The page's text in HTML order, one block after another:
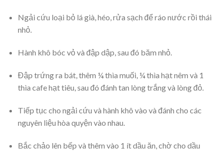
Ngải cứu loại bỏ lá già, héo, rửa sạch để ráo nước rồi thái
nhỏ.
Hành khô bóc vỏ và đập dập, sau đó băm nhỏ.
Đập trứng ra bát, thêm ¼ thìa muối, ¼ thìa hạt nêm và 1
thìa cafe hạt tiêu, sau đó đánh tan lòng trắng và lòng đỏ.
Tiếp tục cho ngải cứu và hành khô vào và đánh cho các
nguyên liệu hòa quyện vào nhau.
Bắc chảo lên bếp và thêm vào 1 ít dầu ăn, chờ cho dầu